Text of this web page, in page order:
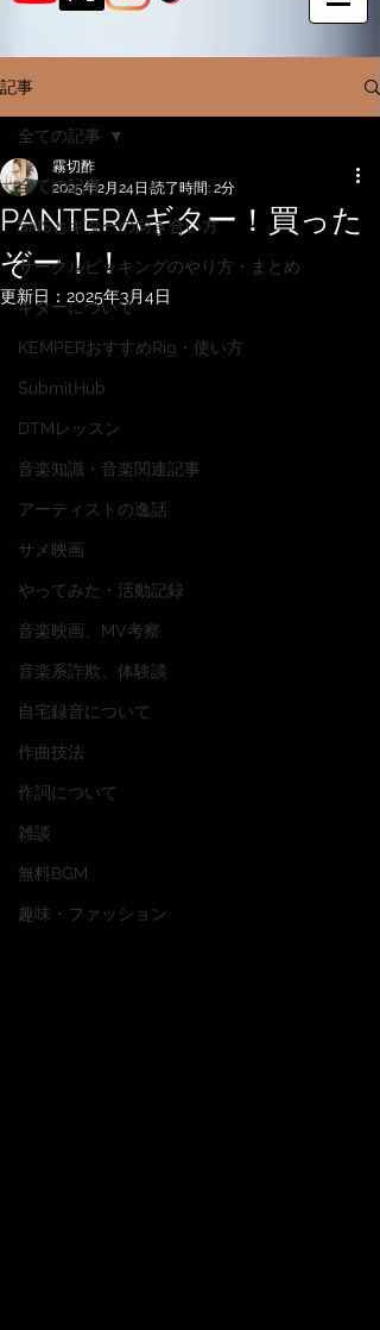
記事
全ての記事
SNSとギターの向き合い方
サークルピッキングのやり方・まとめ
ギターについて
KEMPERおすすめRig・使い方
SubmitHub
DTMレッスン
音楽知識・音楽関連記事
アーティストの逸話
サメ映画
やってみた・活動記録
音楽映画、MV考察
音楽系詐欺、体験談
自宅録音について
作曲技法
作詞について
雑談
無料BGM
趣味・ファッション
全ての記事
PANTERAギター！買った
ぞー！！
霧切酢
2025年2月24日 読了時間: 2分
更新日： 2025年3月4日